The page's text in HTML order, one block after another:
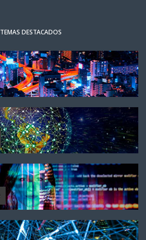
TEMAS DESTACADOS